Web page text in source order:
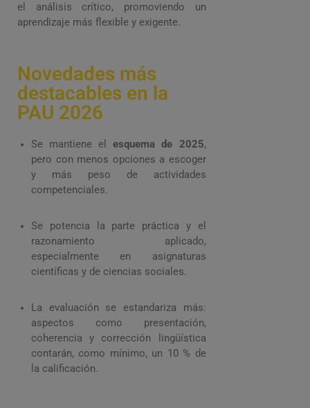
el análisis crítico, promoviendo un
aprendizaje más flexible y exigente.
Novedades más
destacables en la
PAU 2026
Se mantiene elesquema de 2025,
pero con menos opciones a escoger
y más peso de actividades
competenciales.
Se potencia la parte práctica y el
razonamiento aplicado,
especialmente en asignaturas
científicas y de ciencias sociales.
La evaluación se estandariza más:
aspectos como presentación,
coherencia y corrección lingüística
contarán, como mínimo, un 10 % de
la calificación.